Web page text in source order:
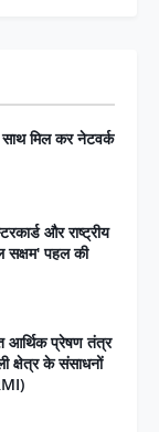
मिल कर नेटवर्क
और राष्ट्रीय
पहल की
आर्थिक प्रेषण तंत्र
क्षेत्र के संसाधनों